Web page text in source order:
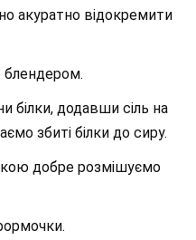
акуратно відокремити
блендером.
білки, додавши сіль на
збиті білки до сиру.
добре розмішуємо